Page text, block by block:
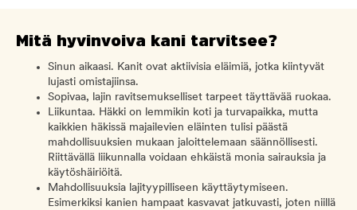
Mitä hyvinvoiva kani tarvitsee?
Sinun aikaasi. Kanit ovat aktiivisia eläimiä, jotka kiintyvät
lujasti omistajiinsa.
Sopivaa, lajin ravitsemukselliset tarpeet täyttävää ruokaa.
Liikuntaa. Häkki on lemmikin koti ja turvapaikka, mutta
kaikkien häkissä majailevien eläinten tulisi päästä
mahdollisuuksien mukaan jaloittelemaan säännöllisesti.
Riittävällä liikunnalla voidaan ehkäistä monia sairauksia ja
käytöshäiriöitä.
Mahdollisuuksia lajityypilliseen käyttäytymiseen.
Esimerkiksi kanien hampaat kasvavat jatkuvasti, joten niillä